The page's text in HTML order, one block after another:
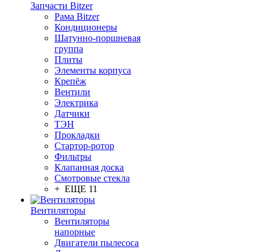
Запчасти Bitzer
Рама Bitzer
Кондиционеры
Шатунно-поршневая
группа
Плиты
Элементы корпуса
Крепёж
Вентили
Электрика
Датчики
ТЭН
Прокладки
Стартор-ротор
Фильтры
Клапанная доска
Смотровые стекла
+ ЕЩЕ 11
Вентиляторы
Вентиляторы
напорные
Двигатели пылесоса